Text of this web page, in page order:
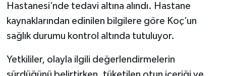
Hastanesi’nde tedavi altına alındı. Hastane
kaynaklarından edinilen bilgilere göre Koç’un
sağlık durumu kontrol altında tutuluyor.
Yetkililer, olayla ilgili değerlendirmelerin